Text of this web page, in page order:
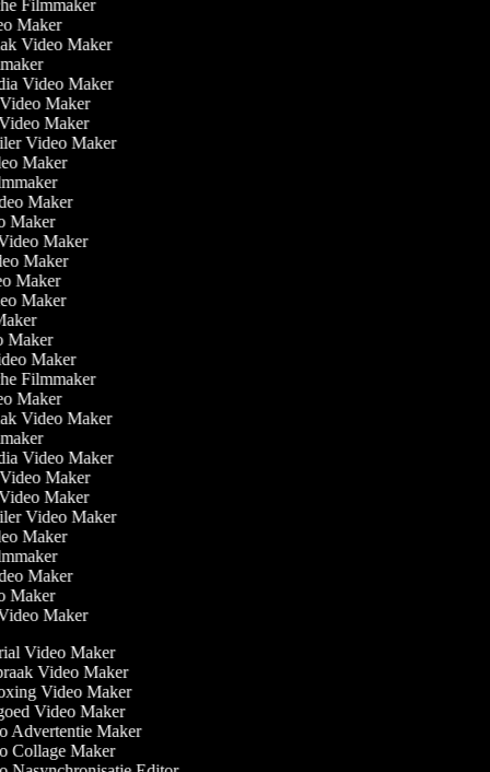
Filmmaker
Maker
Video Maker
Video Maker
Video Maker
Maker
Video Maker
Maker
Maker
Maker
Maker
Maker
Maker
Maker
Maker
Maker
Filmmaker
Maker
Video Maker
Video Maker
Video Maker
Maker
Video Maker
Maker
Maker
Maker
Maker
Video Maker
Video Maker
Video Maker
Video Maker
Advertentie Maker
Collage Maker